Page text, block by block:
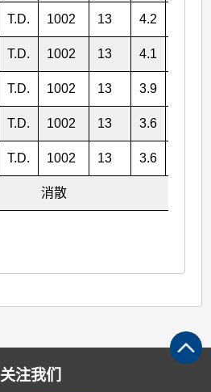
T.D. 1002 13 4.2
T.D. 1002 13 4.1
T.D. 1002 13 3.9
T.D. 1002 13 3.6
T.D. 1002 13 3.6
消散
关注我们